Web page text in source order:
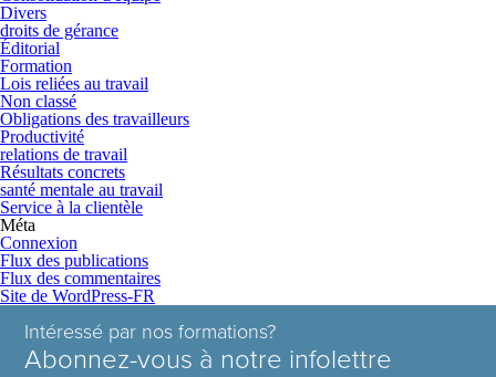
Divers
droits de gérance
Éditorial
Formation
Lois reliées au travail
Non classé
Obligations des travailleurs
Productivité
relations de travail
Résultats concrets
santé mentale au travail
Service à la clientèle
Méta
Connexion
Flux des publications
Flux des commentaires
Site de WordPress-FR
Intéressé par nos formations?
Abonnez-vous à notre infolettre